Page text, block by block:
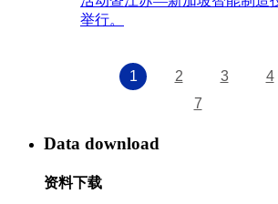
举行。
1 2 3 4
7
Data download
资料下载